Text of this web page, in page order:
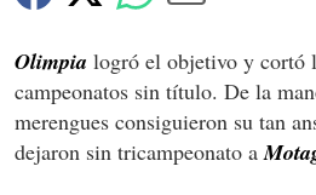
Olimpia logró el objetivo y cortó
campeonatos sin título. De la
merengues consiguieron su tan
dejaron sin tricampeonato a